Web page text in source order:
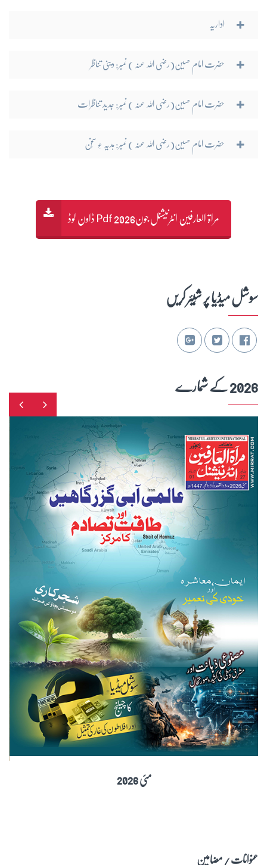
اداریہ
حضرت امام حسین(رضی اللہ عنہ ) نمبر: دینی تناظر
حضرت امام حسین(رضی اللہ عنہ ) نمبر: جدید تناظرات
حضرت امام حسین(رضی اللہ عنہ ) نمبر: ہدیہ ءِ سُخن
مراۃ العارفین انٹرنیشنل جون2026 Pdf ڈاون لوڈ
سوشل میڈیا پر شِیئر کریں
2026 کے شمارے
مئی 2026
عنوانات / مضامین